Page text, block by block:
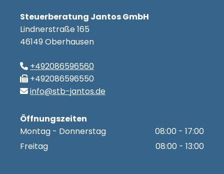
Steuerberatung Jantos GmbH
Lindnerstraße 165
46149 Oberhausen
 +492086596560
 +492086596550
 info@stb-jantos.de
Öffnungszeiten
Montag - Donnerstag
08:00 - 17:00
Freitag
08:00 - 13:00